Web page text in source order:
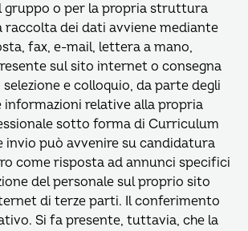
gruppo o per la propria struttura
raccolta dei dati avviene mediante
fax, e-mail, lettera a mano,
sul sito internet o consegna
e colloquio, da parte degli
informazioni relative alla propria
sotto forma di Curriculum
invio può avvenire su candidatura
come risposta ad annunci specifici
del personale sul proprio sito
di terze parti. Il conferimento
Si fa presente, tuttavia, che la